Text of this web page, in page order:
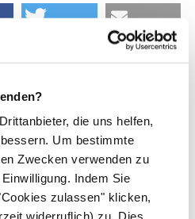
die uns helfen,
Um bestimmte
Zwecken verwenden zu
Indem Sie
zulassen" klicken,
widerruflich) zu. Dies
Artikel ist nach
verfasstund von
Die in diesem Artikel
können auf keinen Fall
in Ihrer Apotheke ersetzen.